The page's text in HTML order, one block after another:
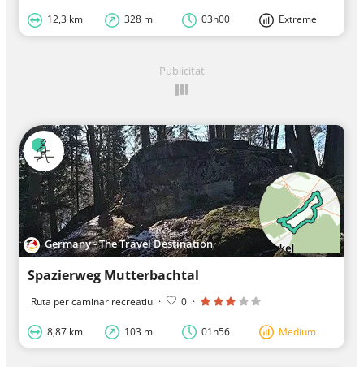
12,3 km 328 m 03h00 Extreme
Publicitat
Germany - The Travel Destination
Spazierweg Mutterbachtal
Ruta per caminar recreatiu · 0 ·
8,87 km 103 m 01h56 Medium